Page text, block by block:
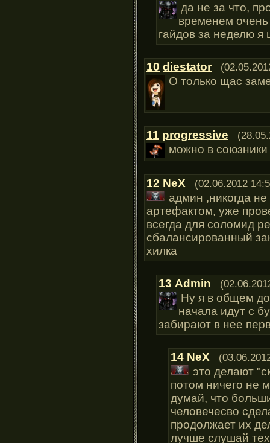
да не за что,
временем
гайдов за неделю я
10 diestator
О только щас
11 progressive
можно в
12 NeX (02.06.2012
админ ,никогда
артефактом, уже
всегда для соломид
сбалансированный
хилка
13 Admin
Ну я в общем
начала идут с
забирают в нее
14 NeX
это делают
потом ничего не
думай, что
человечесво
продолжает их
лучше слушай